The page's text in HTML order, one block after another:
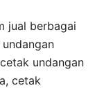
jual berbagai
undangan
cetak